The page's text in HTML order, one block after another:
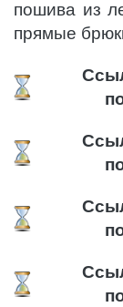
пошива из
прямые